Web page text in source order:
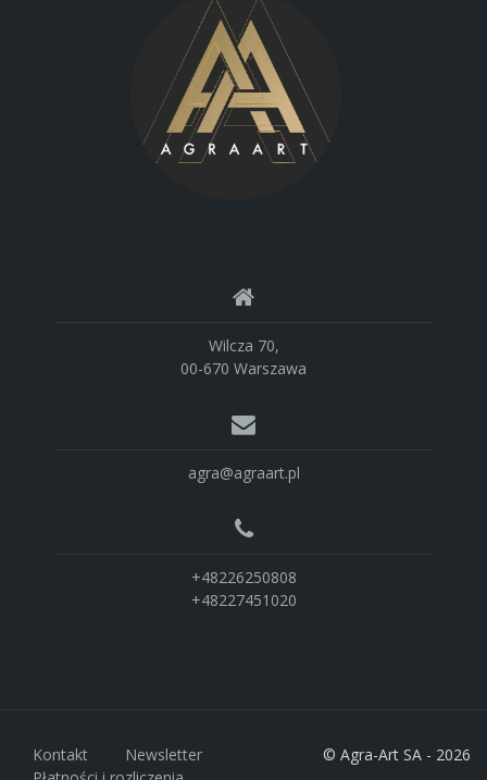
Wilcza 70,
00-670 Warszawa
agra@agraart.pl
+48226250808
+48227451020
Kontakt
Newsletter
© Agra-Art SA - 2026